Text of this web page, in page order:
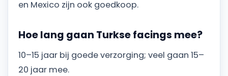
en Mexico zijn ook goedkoop.
Hoe lang gaan Turkse facings mee?
10–15 jaar bij goede verzorging; veel gaan 15–
20 jaar mee.